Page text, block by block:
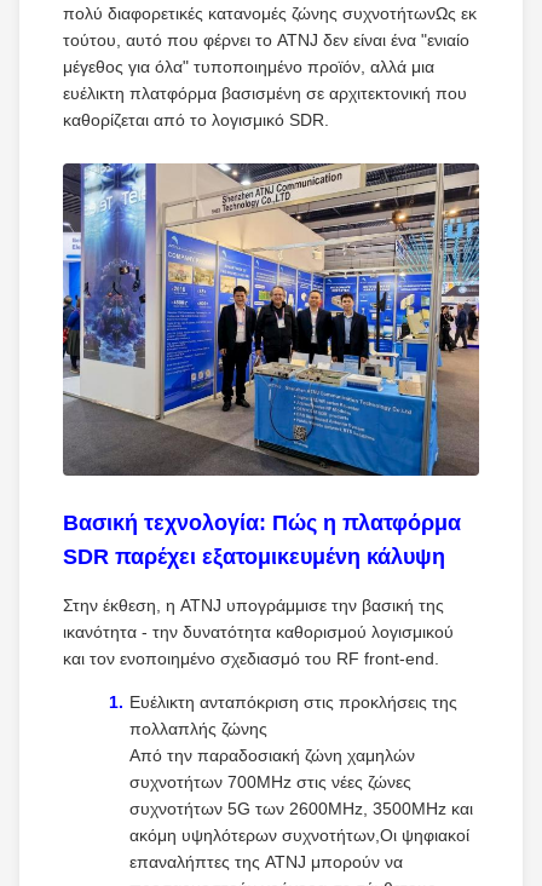
πολύ διαφορετικές κατανομές ζώνης συχνοτήτωνΩς εκ
τούτου, αυτό που φέρνει το ATNJ δεν είναι ένα "ενιαίο
μέγεθος για όλα" τυποποιημένο προϊόν, αλλά μια
ευέλικτη πλατφόρμα βασισμένη σε αρχιτεκτονική που
καθορίζεται από το λογισμικό SDR.
Βασική τεχνολογία: Πώς η πλατφόρμα
SDR παρέχει εξατομικευμένη κάλυψη
Στην έκθεση, η ATNJ υπογράμμισε την βασική της
ικανότητα - την δυνατότητα καθορισμού λογισμικού
και τον ενοποιημένο σχεδιασμό του RF front-end.
Ευέλικτη ανταπόκριση στις προκλήσεις της
πολλαπλής ζώνης
Από την παραδοσιακή ζώνη χαμηλών
συχνοτήτων 700MHz στις νέες ζώνες
συχνοτήτων 5G των 2600MHz, 3500MHz και
ακόμη υψηλότερων συχνοτήτων,Οι ψηφιακοί
επαναλήπτες της ATNJ μπορούν να